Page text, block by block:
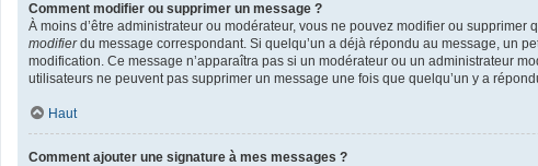
Comment modifier ou supprimer un message ?
À moins d’être administrateur ou modérateur, vous ne pouvez modifier ou
modifierdu message correspondant. Si quelqu’un a déjà répondu au message, un
modification. Ce message n’apparaîtra pas si un modérateur ou un administrateur
utilisateurs ne peuvent pas supprimer un message une fois que quelqu’un y a
Haut
Comment ajouter une signature à mes messages ?